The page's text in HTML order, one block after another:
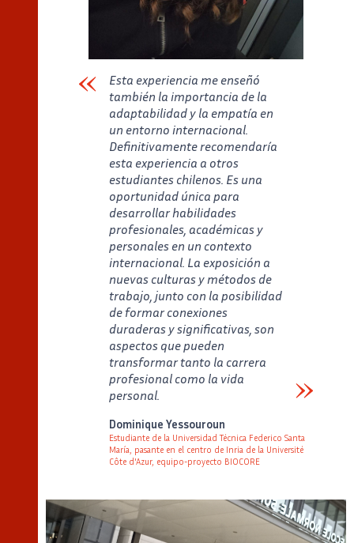
Esta experiencia me enseñó
también la importancia de la
adaptabilidad y la empatía en
un entorno internacional.
Definitivamente recomendaría
esta experiencia a otros
estudiantes chilenos. Es una
oportunidad única para
desarrollar habilidades
profesionales, académicas y
personales en un contexto
internacional. La exposición a
nuevas culturas y métodos de
trabajo, junto con la posibilidad
de formar conexiones
duraderas y significativas, son
aspectos que pueden
transformar tanto la carrera
profesional como la vida
personal.
Dominique Yessouroun
Estudiante de la Universidad Técnica Federico Santa
María, pasante en el centro de Inria de la Université
Côte d'Azur, equipo-proyecto BIOCORE